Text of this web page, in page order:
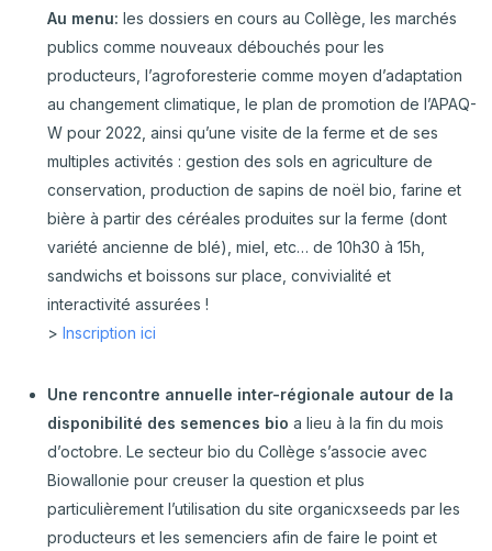
Au menu:les dossiers en cours au Collège, les marchés
publics comme nouveaux débouchés pour les
producteurs, l’agroforesterie comme moyen d’adaptation
au changement climatique, le plan de promotion de l’APAQ-
W pour 2022, ainsi qu’une visite de la ferme et de ses
multiples activités : gestion des sols en agriculture de
conservation, production de sapins de noël bio, farine et
bière à partir des céréales produites sur la ferme (dont
variété ancienne de blé), miel, etc… de 10h30 à 15h,
sandwichs et boissons sur place, convivialité et
interactivité assurées !
>Inscription ici
Une rencontre annuelle inter-régionale autour de la
disponibilité des semences bio a lieu à la fin du mois
d’octobre. Le secteur bio du Collège s’associe avec
Biowallonie pour creuser la question et plus
particulièrement l’utilisation du site organicxseeds par les
producteurs et les semenciers afin de faire le point et